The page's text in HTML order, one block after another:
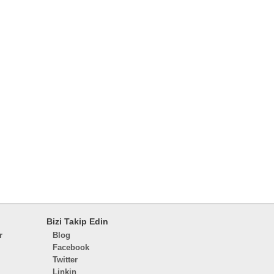
Bizi Takip Edin
Blog
Facebook
Twitter
Linkin